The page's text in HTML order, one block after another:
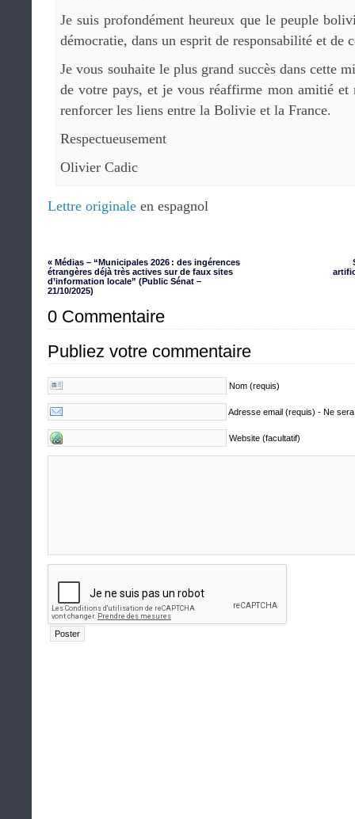
Je suis profondément heureux que le peuple
démocratie, dans un esprit de responsabilité et de
Je vous souhaite le plus grand succès dans cette
de votre pays, et je vous réaffirme mon amitié et
renforcer les liens entre la Bolivie et la France.
Respectueusement
Olivier Cadic
Lettre originale en espagnol
« Médias – “Municipales 2026 : des ingérences
étrangères déjà très actives sur de faux sites
d’information locale” (Public Sénat –
21/10/2025)
0 Commentaire
Publiez votre commentaire
Nom (requis)
Adresse email (requis) - Ne
Website (facultatif)